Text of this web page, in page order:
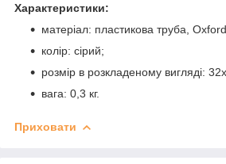
Характеристики:
матеріал: пластикова труба,
колір: сірий;
розмір в розкладеному вигляді:
вага: 0,3 кг.
Приховати